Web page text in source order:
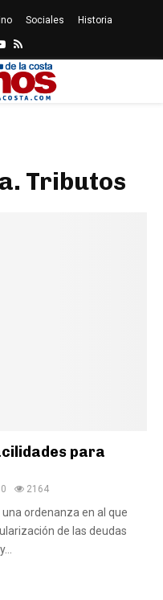
Sociales Historia
Youtube
Rss
Tributos
para
0 2164
una ordenanza en al que
de las deudas